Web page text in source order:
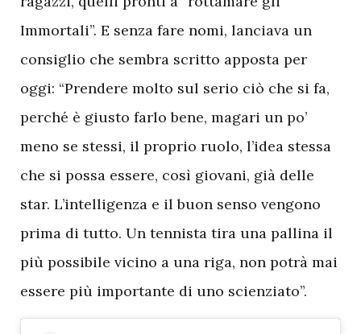
Immortali”. E senza fare nomi, lanciava un
consiglio che sembra scritto apposta per
oggi: “Prendere molto sul serio ciò che si fa,
perché è giusto farlo bene, magari un po’
meno se stessi, il proprio ruolo, l’idea stessa
che si possa essere, così giovani, già delle
star. L’intelligenza e il buon senso vengono
prima di tutto. Un tennista tira una pallina il
più possibile vicino a una riga, non potrà mai
essere più importante di uno scienziato”.